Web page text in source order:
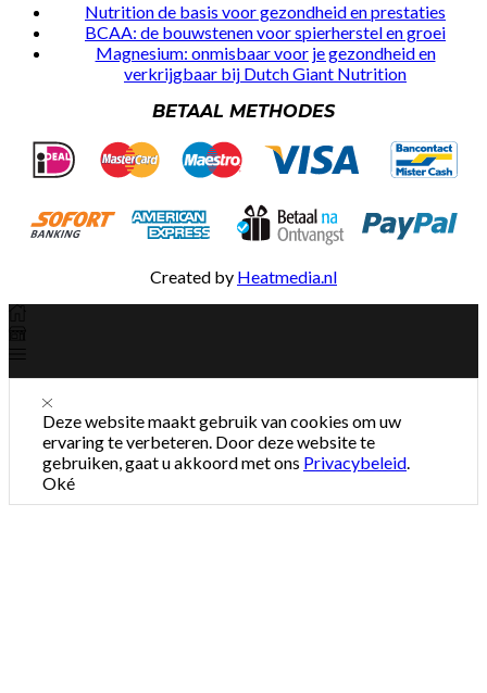
Nutrition de basis voor gezondheid en prestaties
BCAA: de bouwstenen voor spierherstel en groei
Magnesium: onmisbaar voor je gezondheid en
verkrijgbaar bij Dutch Giant Nutrition
BETAAL METHODES
Created by Heatmedia.nl
Deze website maakt gebruik van cookies om uw
ervaring te verbeteren. Door deze website te
gebruiken, gaat u akkoord met ons Privacybeleid.
Oké